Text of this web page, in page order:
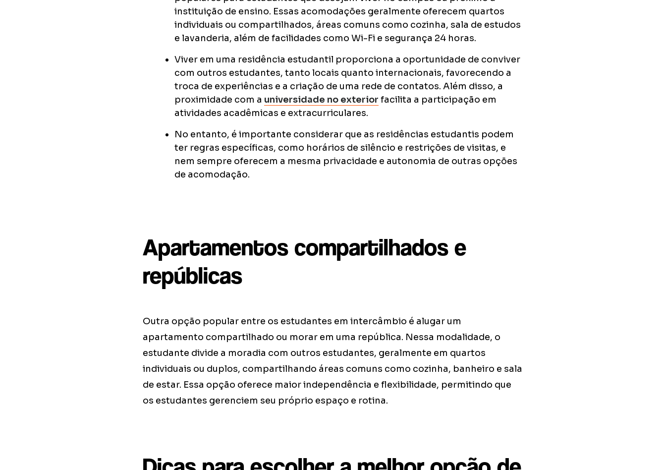
instituição de ensino. Essas acomodações geralmente oferecem quartos
individuais ou compartilhados, áreas comuns como cozinha, sala de estudos
e lavanderia, além de facilidades como Wi-Fi e segurança 24 horas.
Viver em uma residência estudantil proporciona a oportunidade de conviver
com outros estudantes, tanto locais quanto internacionais, favorecendo a
troca de experiências e a criação de uma rede de contatos. Além disso, a
proximidade com a universidade no exterior facilita a participação em
atividades acadêmicas e extracurriculares.
No entanto, é importante considerar que as residências estudantis podem
ter regras específicas, como horários de silêncio e restrições de visitas, e
nem sempre oferecem a mesma privacidade e autonomia de outras opções
de acomodação.
Apartamentos compartilhados e
repúblicas
Outra opção popular entre os estudantes em intercâmbio é alugar um
apartamento compartilhado ou morar em uma república. Nessa modalidade, o
estudante divide a moradia com outros estudantes, geralmente em quartos
individuais ou duplos, compartilhando áreas comuns como cozinha, banheiro e sala
de estar. Essa opção oferece maior independência e flexibilidade, permitindo que
os estudantes gerenciem seu próprio espaço e rotina.